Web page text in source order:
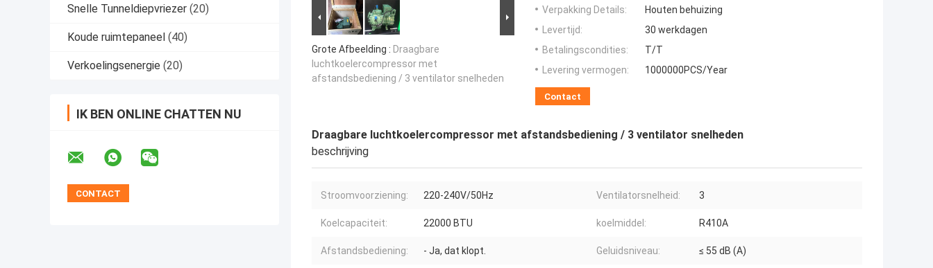
Snelle Tunneldiepvriezer (20)
Koude ruimtepaneel (40)
Verkoelingsenergie (20)
IK BEN ONLINE CHATTEN NU
Grote Afbeelding : Draagbare
luchtkoelercompressor met
afstandsbediening / 3 ventilator snelheden
Verpakking Details:
Houten behuizing
Levertijd:
30 werkdagen
Betalingscondities:
T/T
Levering vermogen:
1000000PCS/Year
Contact
Draagbare luchtkoelercompressor met afstandsbediening / 3 ventilator snelheden
beschrijving
Stroomvoorziening: 220-240V/50Hz Ventilatorsnelheid: 3
Koelcapaciteit: 22000 BTU koelmiddel: R410A
Afstandsbediening: - Ja, dat klopt. Geluidsniveau: ≤ 55 dB (A)